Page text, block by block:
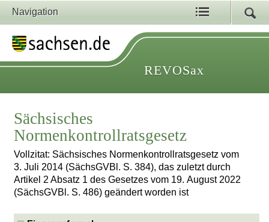
Navigation
REVOSax
Sächsisches
Normenkontrollratsgesetz
Vollzitat: Sächsisches Normenkontrollratsgesetz vom
3. Juli 2014 (SächsGVBl. S. 384), das zuletzt durch
Artikel 2 Absatz 1 des Gesetzes vom 19. August 2022
(SächsGVBl. S. 486) geändert worden ist